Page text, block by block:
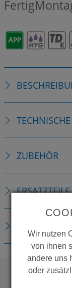
ZUBEHÖR
ERSATZTEILE
Wir nutzen
von ihnen
andere uns
oder